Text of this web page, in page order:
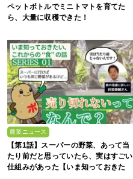
ペットボトルでミニトマトを育てた
ら、大量に収穫できた！
農業ニュース
【第1話】スーパーの野菜、あって当
たり前だと思っていたら、実はすごい
仕組みがあった【いま知っておきた